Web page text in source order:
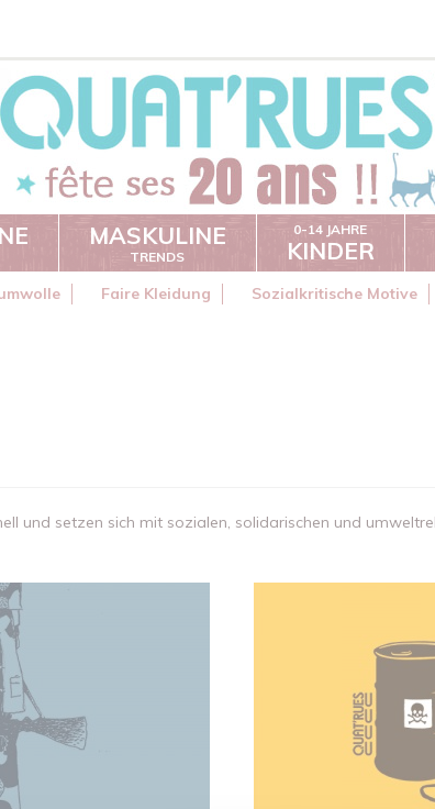
MASKULINE
TRENDS
0-14 JAHRE
KINDER
Faire Kleidung Sozialkritische Motive
und setzen sich mit sozialen, solidarischen und